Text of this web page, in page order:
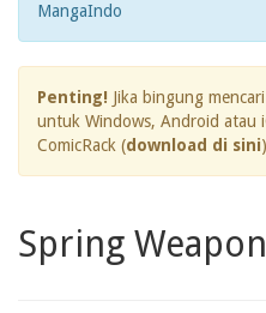
MangaIndo
Penting! Jika bingung
untuk Windows, Android atau
ComicRack (download di sini)
Spring